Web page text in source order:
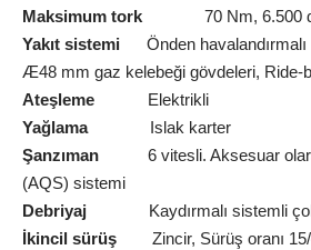
Maksimum tork 70 Nm, 6.500
Yakıt sistemi Önden
Æ48 mm gaz kelebeği gövdeleri, Ride-
Ateşleme Elektrikli
YağlamaIslak karter
Şanzıman 6 vitesli. Aksesuar
(AQS) sistemi
Debriyaj Kaydırmalı sistemli çok
İkincil sürüş Zincir, Sürüş oranı